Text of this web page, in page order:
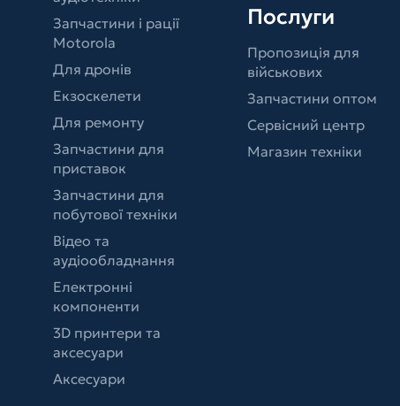
Запчастини і рації
Motorola
Для дронів
Екзоскелети
Для ремонту
Запчастини для
приставок
Запчастини для
побутової техніки
Відео та
аудіообладнання
Електронні
компоненти
3D принтери та
аксесуари
Аксесуари
Послуги
Пропозиція для
військових
Запчастини оптом
Сервісний центр
Магазин техніки